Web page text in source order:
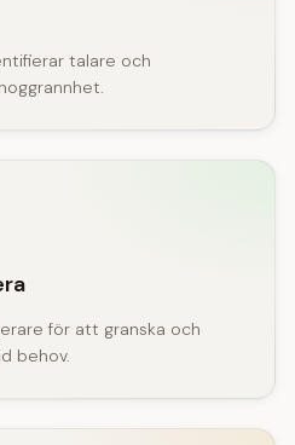
talare och
för att granska och
behov.